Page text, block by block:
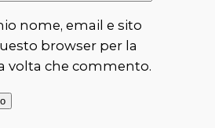
nome, email e sito
browser per la
volta che commento.